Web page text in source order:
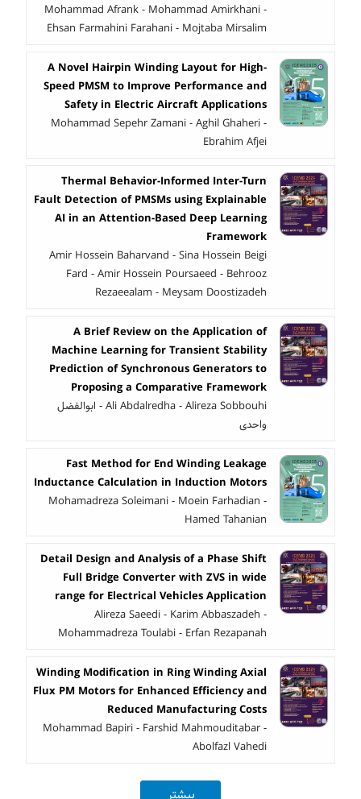
Mohammad Afrank - Mohammad Amirkhani -
Ehsan Farmahini Farahani - Mojtaba Mirsalim
A Novel Hairpin Winding Layout for High-
Speed PMSM to Improve Performance and
Safety in Electric Aircraft Applications
Mohammad Sepehr Zamani - Aghil Ghaheri -
Ebrahim Afjei
Thermal Behavior-Informed Inter-Turn
Fault Detection of PMSMs using Explainable
AI in an Attention-Based Deep Learning
Framework
Amir Hossein Baharvand - Sina Hossein Beigi
Fard - Amir Hossein Poursaeed - Behrooz
Rezaeealam - Meysam Doostizadeh
A Brief Review on the Application of
Machine Learning for Transient Stability
Prediction of Synchronous Generators to
Proposing a Comparative Framework
Ali Abdalredha - Alireza Sobbouhi - ابوالفضل
واحدی
Fast Method for End Winding Leakage
Inductance Calculation in Induction Motors
Mohamadreza Soleimani - Moein Farhadian -
Hamed Tahanian
Detail Design and Analysis of a Phase Shift
Full Bridge Converter with ZVS in wide
range for Electrical Vehicles Application
Alireza Saeedi - Karim Abbaszadeh -
Mohammadreza Toulabi - Erfan Rezapanah
Winding Modification in Ring Winding Axial
Flux PM Motors for Enhanced Efficiency and
Reduced Manufacturing Costs
Mohammad Bapiri - Farshid Mahmouditabar -
Abolfazl Vahedi
بیشتر